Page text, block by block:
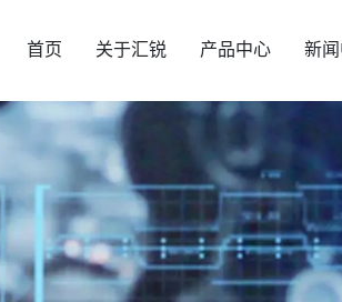
首页 关于汇锐 产品中心 新